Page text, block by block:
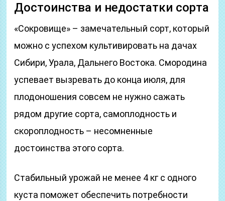
Достоинства и недостатки сорта
«Сокровище» – замечательный сорт, который
можно с успехом культивировать на дачах
Сибири, Урала, Дальнего Востока. Смородина
успевает вызревать до конца июля, для
плодоношения совсем не нужно сажать
рядом другие сорта, самоплодность и
скороплодность – несомненные
достоинства этого сорта.
Стабильный урожай не менее 4 кг с одного
куста поможет обеспечить потребности